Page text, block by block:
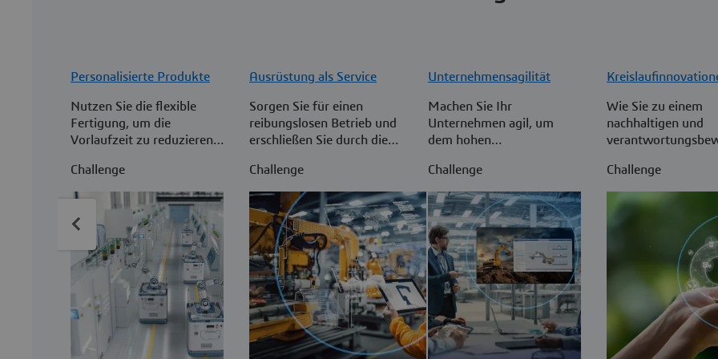
Personalisierte Produkte
Nutzen Sie die flexible
Fertigung, um die
Vorlaufzeit zu reduzieren
Produktion zu erhöhen.
Challenge
Ausrüstung als Service
Sorgen Sie für einen
reibungslosen Betrieb und
erschließen Sie durch die
Instandhaltungsbedarfs in
einer frühen Phase des
Produktentwicklungsprozesses
neue Einnahmequellen im
Kundendienstbereich
Challenge
Unternehmensagilität
Machen Sie Ihr
Unternehmen agil, um
dem hohen
Kundennachfrage etwas
entgegenzusetzen.
Challenge
Wie Sie zu einem
nachhaltigen und
werden und
das Wachstum
vorantreiben
Challenge